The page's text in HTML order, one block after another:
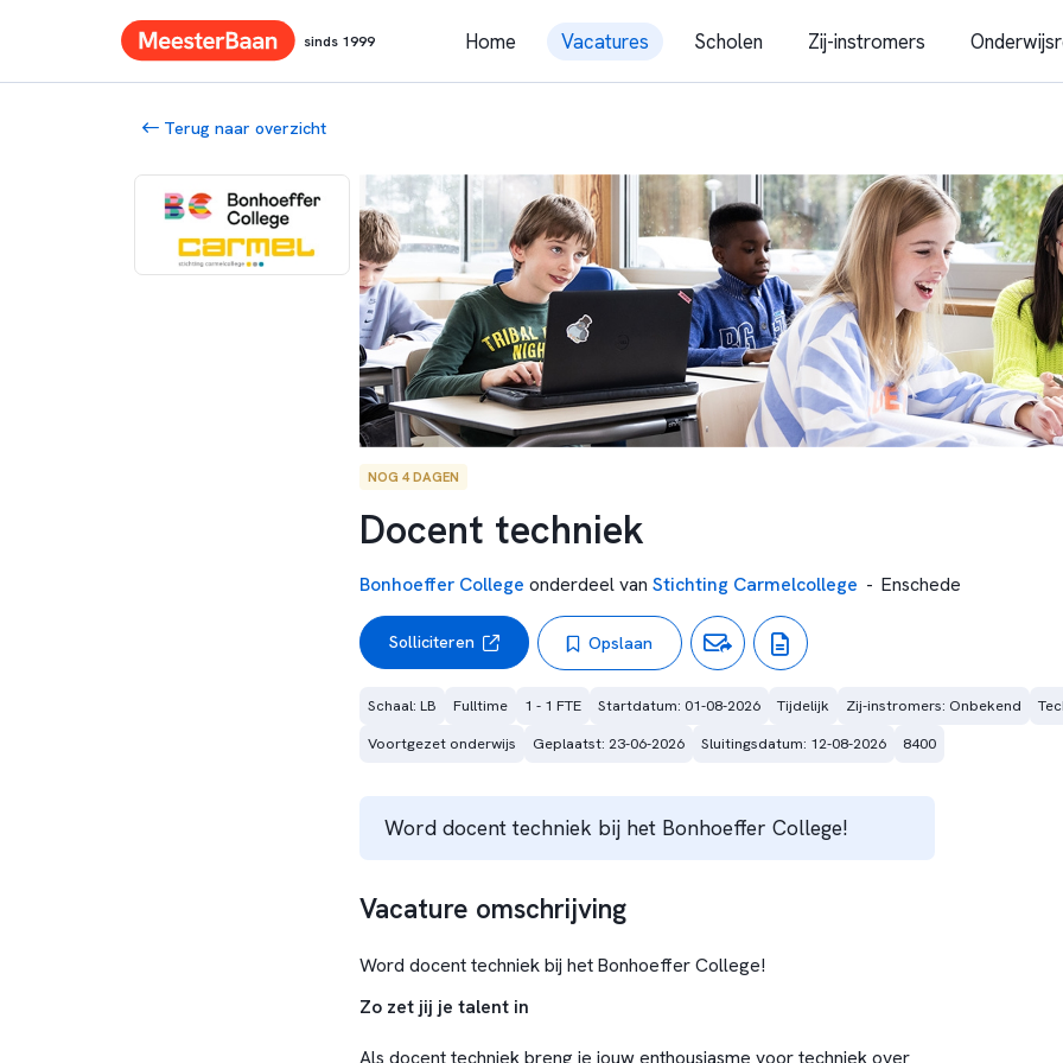
sinds 1999 Home Vacatures Scholen Zij-instromers
Terug naar overzicht
NOG 4 DAGEN
Docent techniek
Bonhoeffer College onderdeel van Stichting Carmelcollege - Enschede
Solliciteren Opslaan
Schaal: LB Fulltime 1 - 1 FTE Startdatum: 01-08-2026 Tijdelijk Zij-instromers: Onbekend
Voortgezet onderwijs
Geplaatst: 23-06-2026 Sluitingsdatum: 12-08-2026 8400
Word docent techniek bij het Bonhoeffer College!
Vacature omschrijving
Word docent techniek bij het Bonhoeffer College!
Zo zet jij je talent in
Als docent techniek breng je jouw enthousiasme voor techniek over